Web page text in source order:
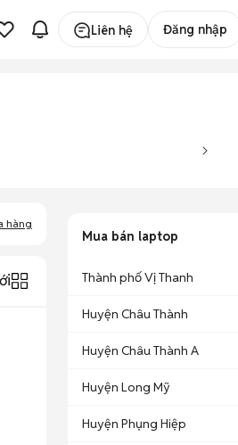
Liên hệ Đăng nhập
hàng
Mua bán laptop
Thành phố Vị Thanh
Huyện Châu Thành
Huyện Châu Thành A
Huyện Long Mỹ
Huyện Phụng Hiệp